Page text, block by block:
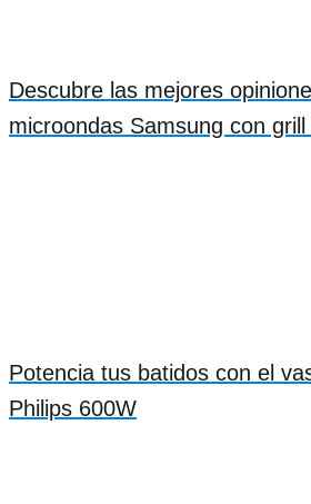
Descubre las mejores
microondas Samsung con
Potencia tus batidos con el
Philips 600W